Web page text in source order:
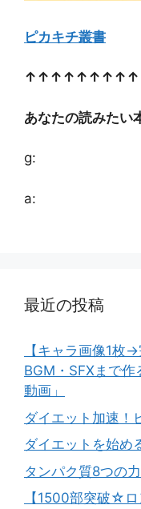
ピカキチ叢書
あなたの読みたい
g:
a:
最近の投稿
【キャラ画像1枚
BGM・SFXまで
動画」
ダイエット加速！
ダイエットを始め
タンパク質8つの
【1500部突破☆